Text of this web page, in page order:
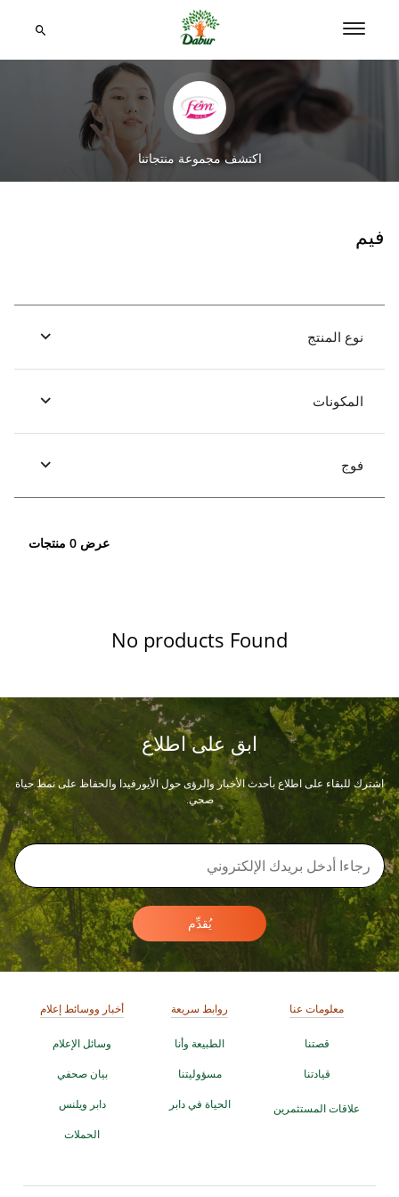
اكتشف مجموعة منتجاتنا
فيم
نوع المنتج
المكونات
فوج
عرض 0 منتجات
No products Found
ابق على اطلاع
اشترك للبقاء على اطلاع بأحدث الأخبار والرؤى حول الأيورفيدا والحفاظ على نمط حياة
صحي.
يُقدِّم
معلومات عنا
قصتنا
قيادتنا
علاقات المستثمرين
روابط سريعة
الطبيعة وأنا
مسؤوليتنا
الحياة في دابر
أخبار ووسائط إعلام
وسائل الإعلام
بيان صحفي
دابر ويلنس
الحملات